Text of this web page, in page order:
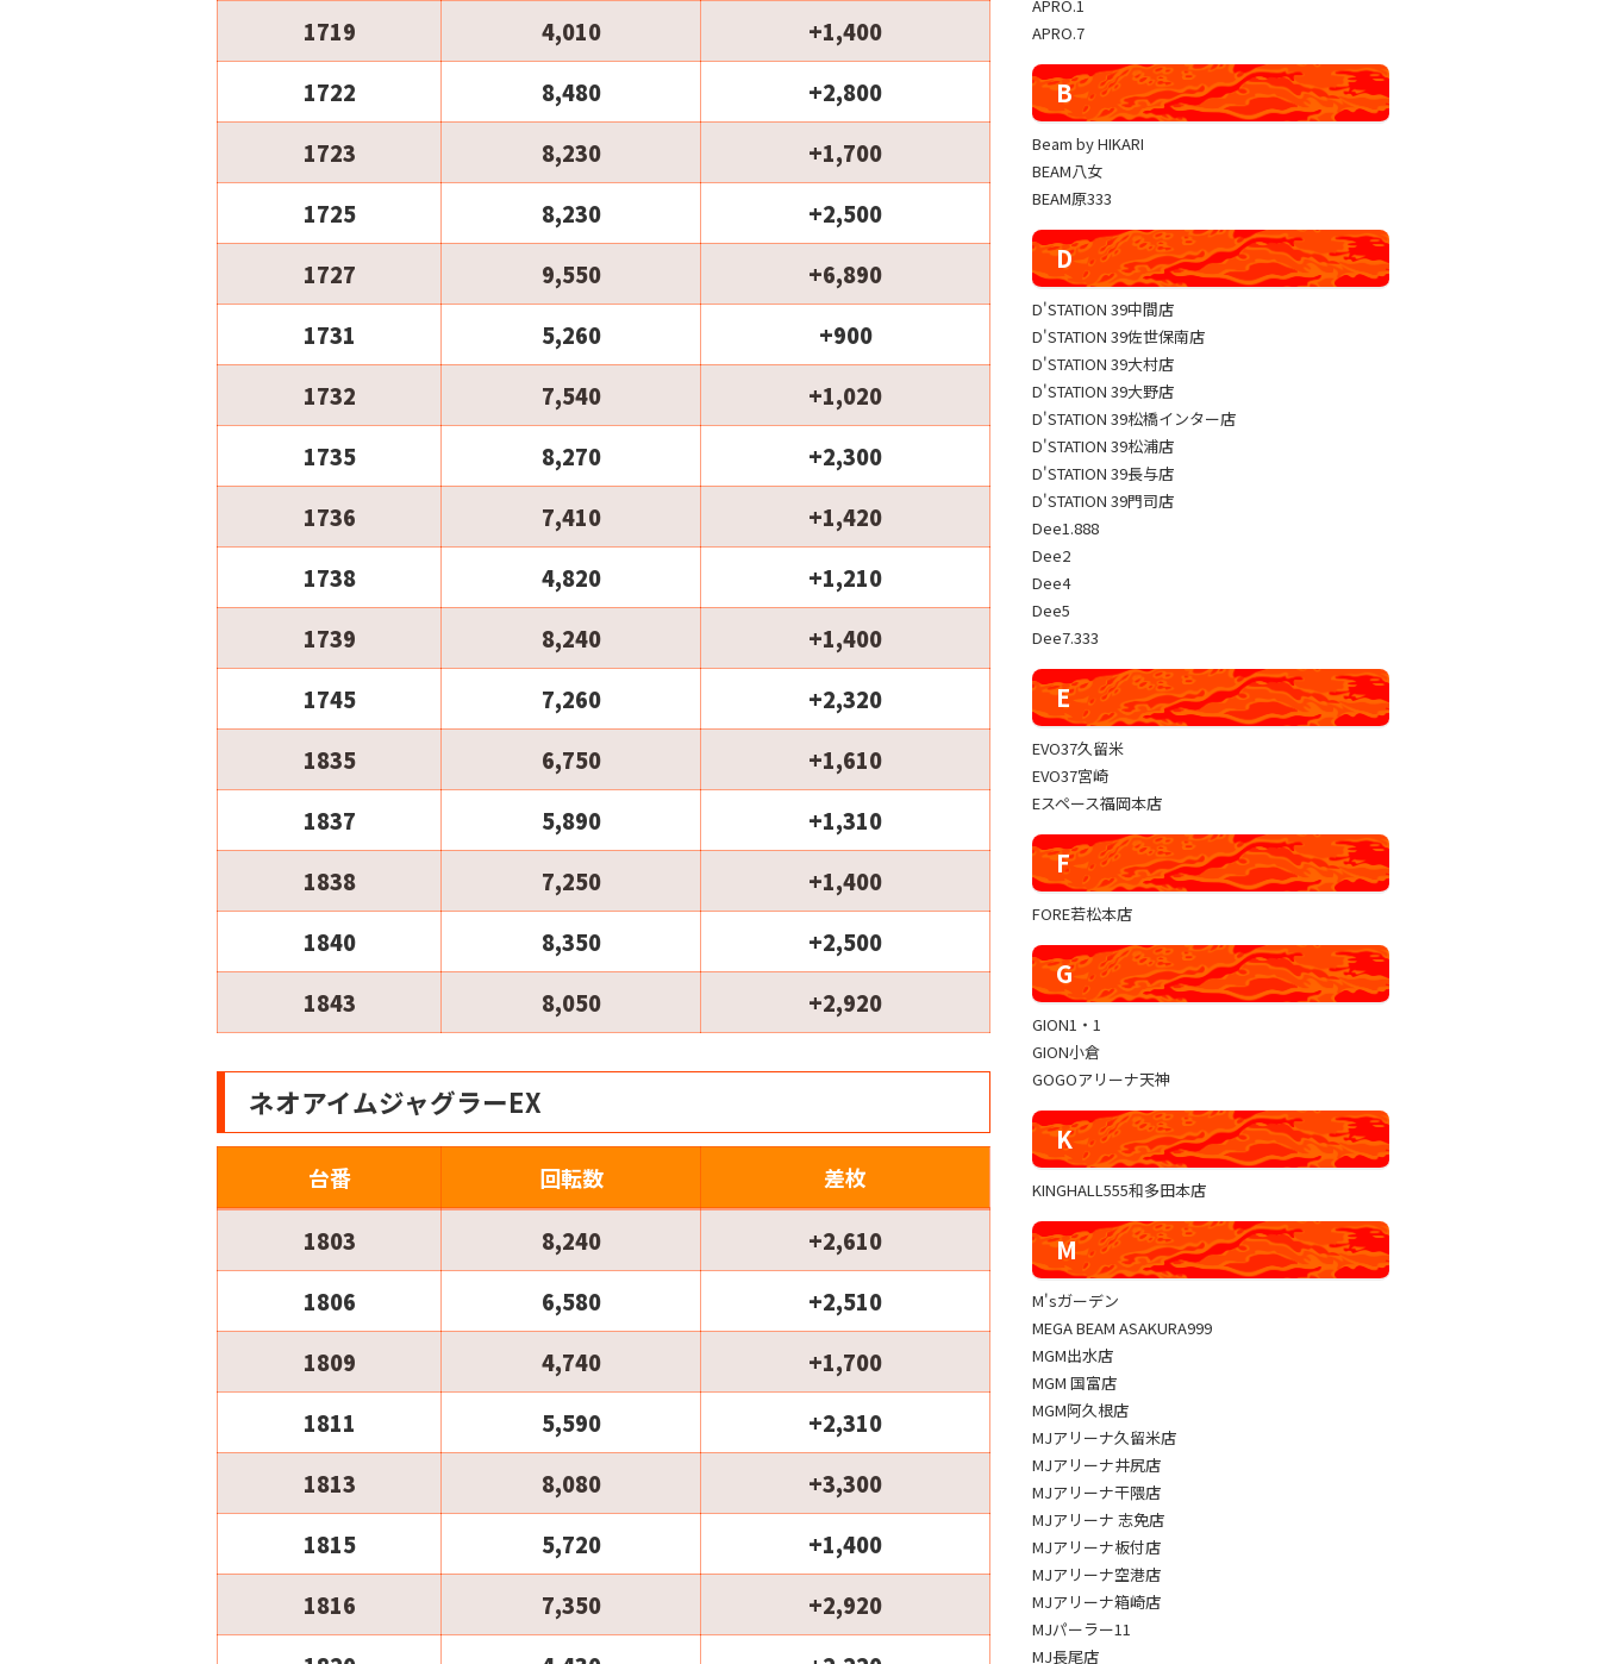
1719
4,010
+1,400
1722
8,480
+2,800
1723
8,230
+1,700
1725
8,230
+2,500
1727
9,550
+6,890
1731
5,260
+900
1732
7,540
+1,020
1735
8,270
+2,300
1736
7,410
+1,420
1738
4,820
+1,210
1739
8,240
+1,400
1745
7,260
+2,320
1835
6,750
+1,610
1837
5,890
+1,310
1838
7,250
+1,400
1840
8,350
+2,500
1843
8,050 +2,920
ネオアイムジャグラーEX
台番 回転数 差枚
1803 8,240
+2,610
1806
6,580
+2,510
1809
4,740
+1,700
1811
5,590
+2,310
1813
8,080
+3,300
1815
5,720
+1,400
1816
7,350
+2,920
聖域取材
戸畑クエスト
YUKO LUCKY×FACE 共闘取材
ヴァルヴレイヴ編集部一斉調査
三共闘取材
熊本の陣
協力取材
ゼッパチ取材
APRO.1
APRO.7
B
Beam by HIKARI
BEAM八女
BEAM原333
D
D'STATION 39中間店
D'STATION 39佐世保南店
D'STATION 39大村店
D'STATION 39大野店
D'STATION 39松橋インター店
D'STATION 39松浦店
D'STATION 39長与店
D'STATION 39門司店
Dee1.888
Dee2
Dee4
Dee5
Dee7.333
E
EVO37久留米
EVO37宮崎
Eスペース福岡本店
F
FORE若松本店
G
GION1・1
GION小倉
GOGOアリーナ天神
K
KINGHALL555和多田本店
M
M'sガーデン
MEGA BEAM ASAKURA999
MGM出水店
MGM 国富店
MGM阿久根店
MJアリーナ久留米店
MJアリーナ井尻店
MJアリーナ干隈店
MJアリーナ 志免店
MJアリーナ板付店
MJアリーナ空港店
MJアリーナ箱崎店
MJパーラー11
MJ長尾店